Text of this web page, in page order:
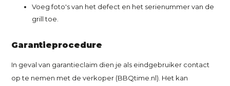
Voeg foto's van het defect en het serienummer van de
grill toe.
Garantieprocedure
In geval van garantieclaim dien je als eindgebruiker contact
op te nemen met de verkoper (BBQtime.nl). Het kan